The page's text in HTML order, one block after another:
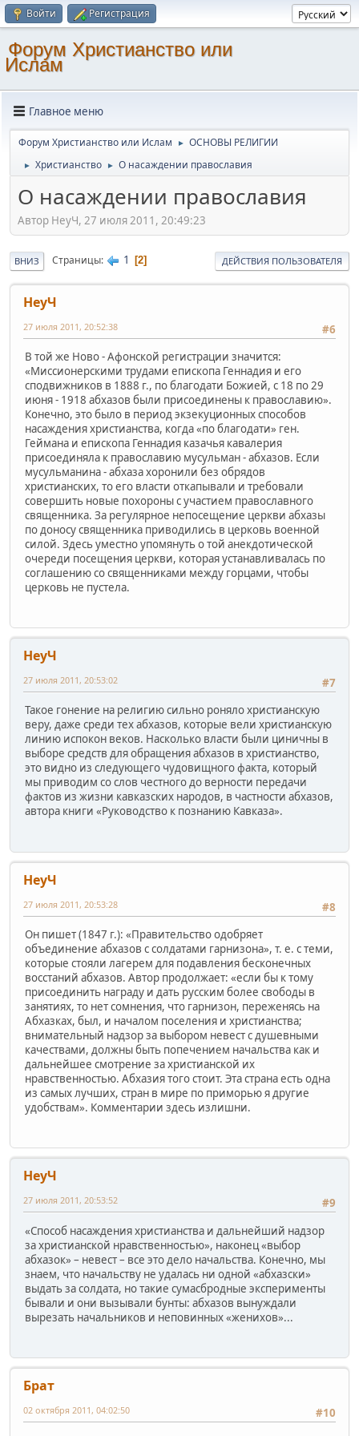
Войти Регистрация
Форум Христианство или
Ислам
Главное меню
Форум Христианство или Ислам ► ОСНОВЫ РЕЛИГИИ
► Христианство ► О насаждении православия
О насаждении православия
Автор НеуЧ, 27 июля 2011, 20:49:23
ВНИЗ Страницы 1 2 ДЕЙСТВИЯ ПОЛЬЗОВАТЕЛЯ
НеуЧ
#6
27 июля 2011, 20:52:38
В той же Ново - Афонской регистрации значится:
«Миссионерскими трудами епископа Геннадия и его
сподвижников в 1888 г., по благодати Божией, с 18 по 29
июня - 1918 абхазов были присоединены к православию».
Конечно, это было в период экзекуционных способов
насаждения христианства, когда «по благодати» ген.
Геймана и епископа Геннадия казачья кавалерия
присоединяла к православию мусульман - абхазов. Если
мусульманина - абхаза хоронили без обрядов
христианских, то его власти откапывали и требовали
совершить новые похороны с участием православного
священника. За регулярное непосещение церкви абхазы
по доносу священника приводились в церковь военной
силой. Здесь уместно упомянуть о той анекдотической
очереди посещения церкви, которая устанавливалась по
соглашению со священниками между горцами, чтобы
церковь не пустела.
НеуЧ
#7
27 июля 2011, 20:53:02
Такое гонение на религию сильно роняло христианскую
веру, даже среди тех абхазов, которые вели христианскую
линию испокон веков. Насколько власти были циничны в
выборе средств для обращения абхазов в христианство,
это видно из следующего чудовищного факта, который
мы приводим со слов честного до верности передачи
фактов из жизни кавказских народов, в частности абхазов,
автора книги «Руководство к познанию Кавказа».
НеуЧ
#8
27 июля 2011, 20:53:28
Он пишет (1847 г.): «Правительство одобряет
объединение абхазов с солдатами гарнизона», т. е. с теми,
которые стояли лагерем для подавления бесконечных
восстаний абхазов. Автор продолжает: «если бы к тому
присоединить награду и дать русским более свободы в
занятиях, то нет сомнения, что гарнизон, переженясь на
Абхазках, был, и началом поселения и христианства;
внимательный надзор за выбором невест с душевными
качествами, должны быть попечением начальства как и
дальнейшее смотрение за христианской их
нравственностью. Абхазия того стоит. Эта страна есть одна
из самых лучших, стран в мире по приморью я другие
удобствам». Комментарии здесь излишни.
НеуЧ
#9
27 июля 2011, 20:53:52
«Способ насаждения христианства и дальнейший надзор
за христианской нравственностью», наконец «выбор
абхазок» – невест – все это дело начальства. Конечно, мы
знаем, что начальству не удалась ни одной «абхазски»
выдать за солдата, но такие сумасбродные эксперименты
бывали и они вызывали бунты: абхазов вынуждали
вырезать начальников и неповинных «женихов»...
Брат
#10
02 октября 2011, 04:02:50